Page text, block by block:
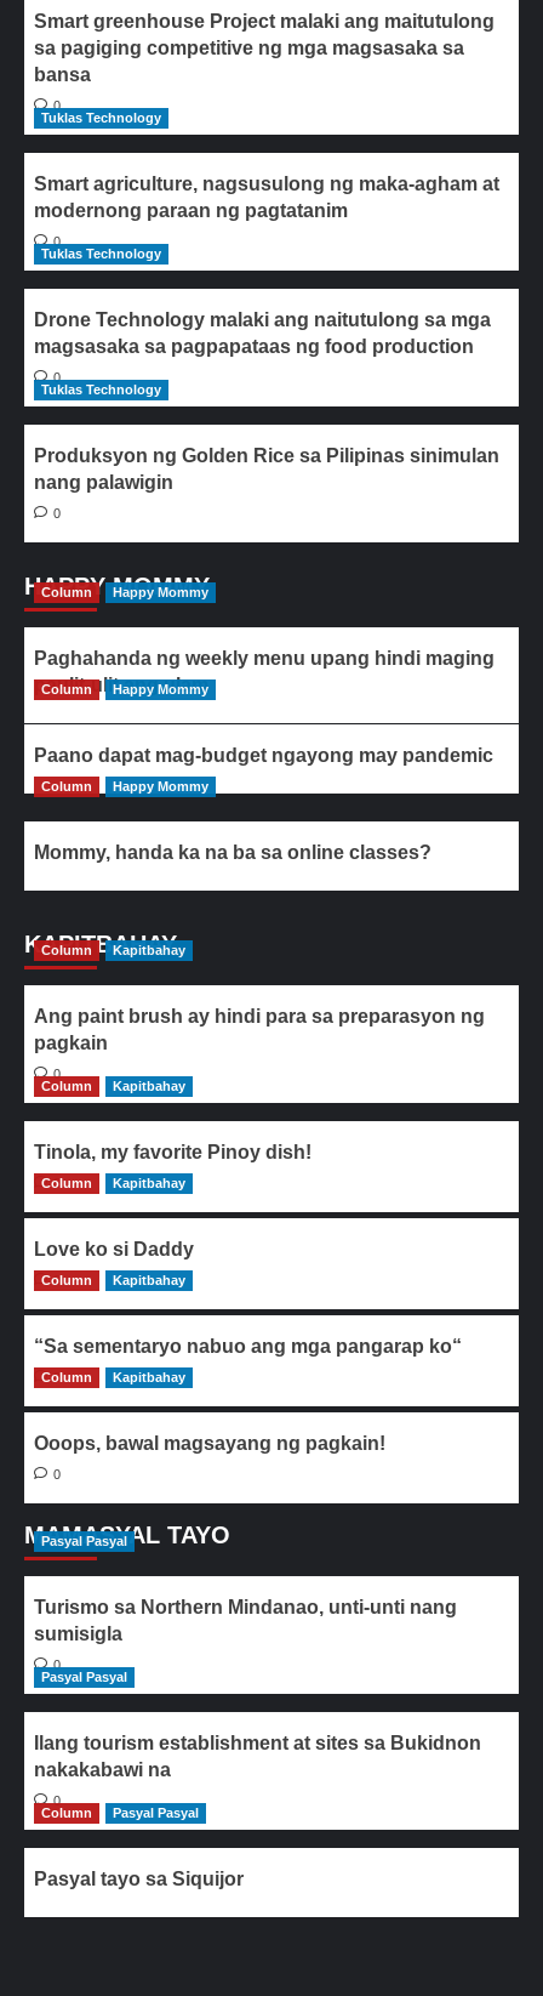
Smart greenhouse Project malaki ang maitutulong
sa pagiging competitive ng mga magsasaka sa
bansa
0
Tuklas Technology
Smart agriculture, nagsusulong ng maka-agham at
modernong paraan ng pagtatanim
0
Tuklas Technology
Drone Technology malaki ang naitutulong sa mga
magsasaka sa pagpapataas ng food production
0
Tuklas Technology
Produksyon ng Golden Rice sa Pilipinas sinimulan
nang palawigin
0
HAPPY MOMMY
Column Happy Mommy
Paghahanda ng weekly menu upang hindi maging
paulit-ulit ang ulam
Column Happy Mommy
Paano dapat mag-budget ngayong may pandemic
Column Happy Mommy
Mommy, handa ka na ba sa online classes?
KAPITBAHAY
Column Kapitbahay
Ang paint brush ay hindi para sa preparasyon ng
pagkain
0
Column
Kapitbahay
Tinola, my favorite Pinoy dish!
0
Column Kapitbahay
Love ko si Daddy
0
Column Kapitbahay
“Sa sementaryo nabuo ang mga pangarap ko“
0
Column Kapitbahay
Ooops, bawal magsayang ng pagkain!
0
MAMASYAL TAYO
Pasyal Pasyal
Turismo sa Northern Mindanao, unti-unti nang
sumisigla
0
Pasyal Pasyal
Ilang tourism establishment at sites sa Bukidnon
nakakabawi na
0
Column
Pasyal Pasyal
Pasyal tayo sa Siquijor